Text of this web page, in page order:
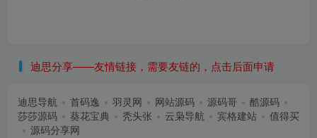
迪思分享——友情链接，需要友链的，点击后面申请
迪思导航 首码逸 羽灵网 网站源码 源码哥
酷源码
莎莎源码
葵花宝典 秃头张 云枭导航 宾格建站
值得买
源码分享网